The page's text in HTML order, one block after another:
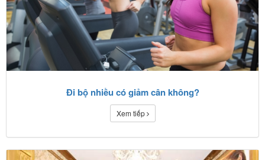
Đi bộ nhiều có giảm cân không?
Xem tiếp